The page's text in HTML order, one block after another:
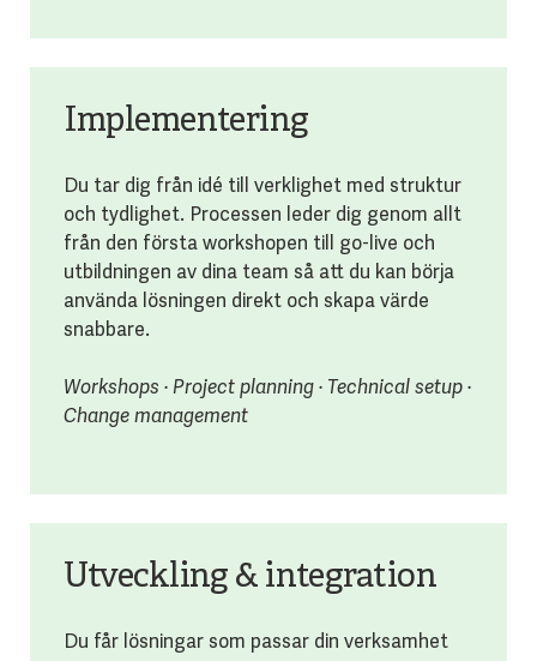
Implementering
Du tar dig från idé till verklighet med struktur
och tydlighet. Processen leder dig genom allt
från den första workshopen till go-live och
utbildningen av dina team så att du kan börja
använda lösningen direkt och skapa värde
snabbare.
Workshops · Project planning · Technical setup ·
Change management
Utveckling & integration
Du får lösningar som passar din verksamhet